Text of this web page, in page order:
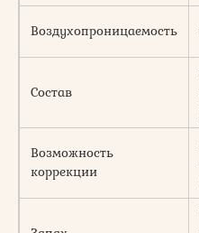
Воздухопроницаемость
Состав
Возможность
коррекции